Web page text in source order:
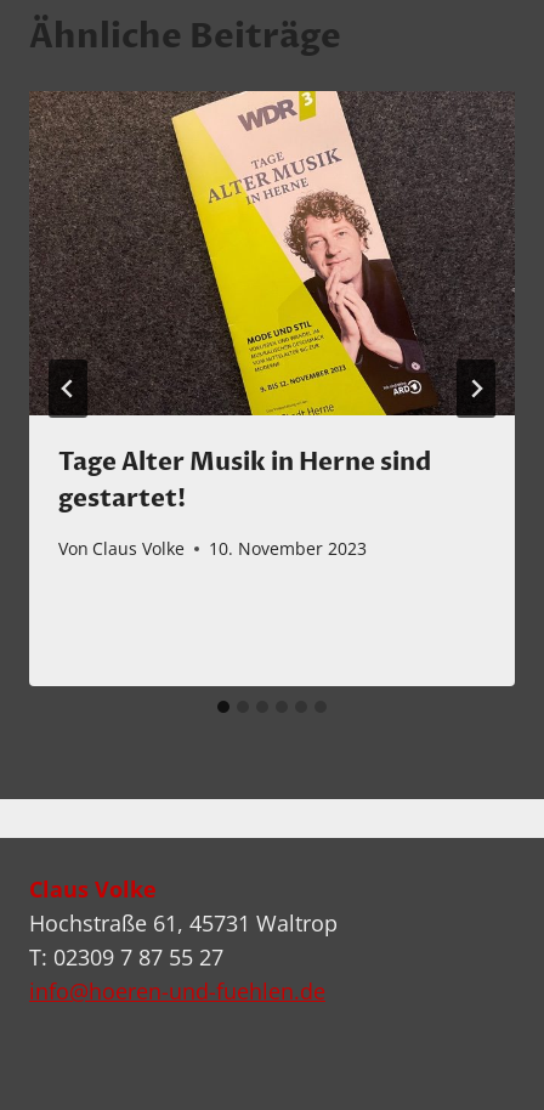
Ähnliche Beiträge
Tage Alter Musik in Herne sind
gestartet!
Von Claus Volke 10. November 2023
Claus Volke
Hochstraße 61, 45731 Waltrop
T: 02309 7 87 55 27
info@hoeren-und-fuehlen.de